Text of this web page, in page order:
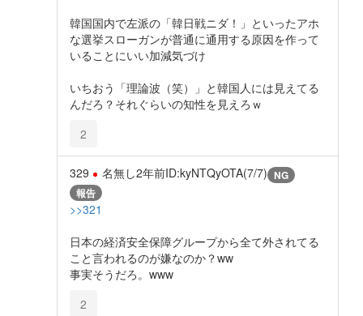
韓国国内で左派の「韓日戦ニダ！」といったアホ
な選挙スローガンが普通に通用する原因を作って
いることにいい加減気づけ
いちおう「理論波（笑）」と韓国人には見えてる
んだろ？それぐらいの知性を見えろｗ
2
329 名無し2年前ID:kyNTQyOTA(7/7) NG
報告
>>321
日本の経済安全保障グループから全て外されてる
こと言われるのが嫌なのか？ww
事実そうだろ。www
2